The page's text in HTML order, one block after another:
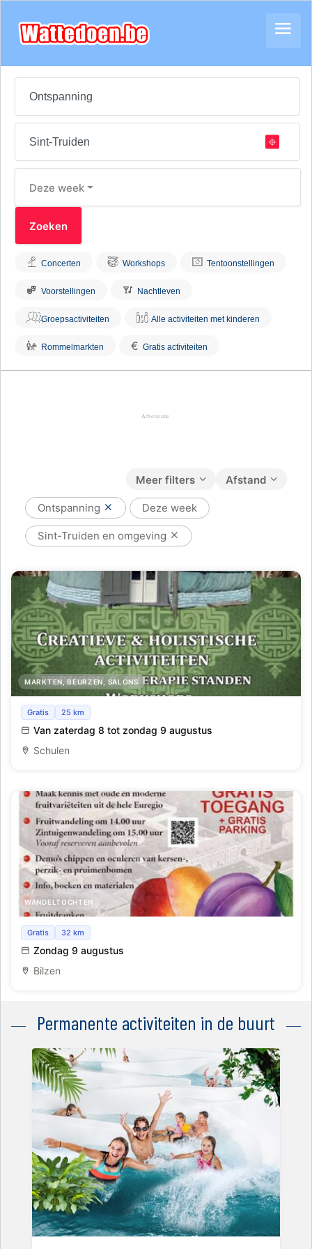
Deze week
Concerten Workshops Tentoonstellingen
Voorstellingen Nachtleven
Groepsactiviteiten Alle activiteiten met kinderen
Rommelmarkten € Gratis activiteiten
Afstand
Meer filters
Ontspanning Deze week
Sint-Truiden en omgeving
MARKTEN, BEURZEN, SALONS
Iyo yape marktje
Gratis 25 km
Van zaterdag 8 tot zondag 9 augustus
Schulen
WANDELTOCHTEN
Nationale Zomerfruitdag
Gratis 32 km
Zondag 9 augustus
Bilzen
Permanente activiteiten in de buurt